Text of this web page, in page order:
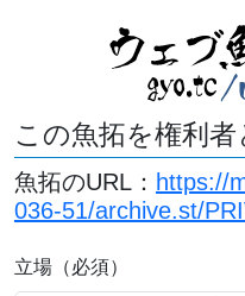
この魚拓を権利
魚拓のURL： https://
036-51/archive.st/
立場（必須）